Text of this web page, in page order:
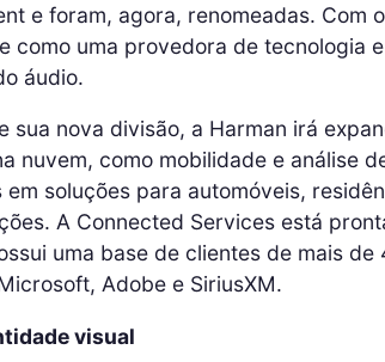
e foram, agora, renomeadas. Com
como uma provedora de tecnologia
áudio.
sua nova divisão, a Harman irá
nuvem, como mobilidade e análise
em soluções para automóveis,
A Connected Services está
uma base de clientes de mais
Adobe e SiriusXM.
visual